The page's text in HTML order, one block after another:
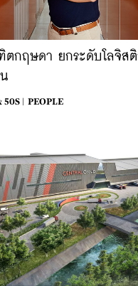
กฤษดา ยกระดับโลจิส
|
PEOPLE